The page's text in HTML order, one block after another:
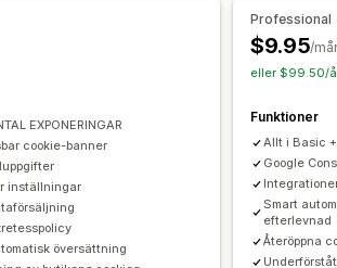
om tillgänglighet
Generator för policy
CTDPA
PIPEDA
Spårning av prestanda
Trafikrapporter
EXPONERINGAR
cookie-banner
inställningar
översättning
Professional
$9.95/
eller $99.50/
Funktioner
Allt i Basic +
Google
Smart
efterlevnad
Återöppna